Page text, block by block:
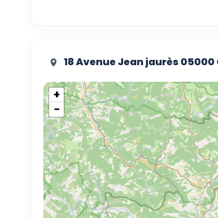
18 Avenue Jean jaurès 05000
+
−